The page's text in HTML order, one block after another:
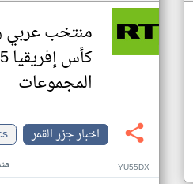
منتخب عربي
المجموعات
اخبار جزر القمر
منذ YU55DX